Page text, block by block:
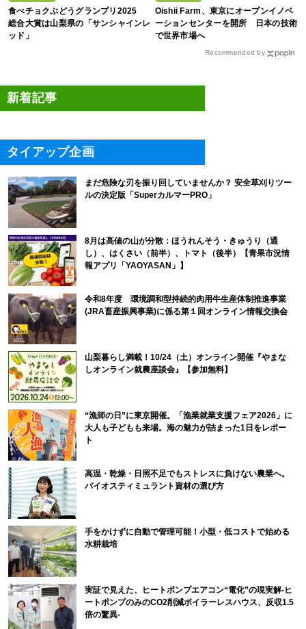
食べチョクぶどうグランプリ2025
総合大賞は山梨県の「サンシャインレ
ッド」
Oishii Farm、東京にオープンイノベ
ーションセンターを開所 日本の技術
で世界市場へ
Recommended by
新着記事
タイアップ企画
まだ危険な刃を振り回していませんか？ 安全草刈りツー
ルの決定版「SuperカルマーPRO」
8月は高値の山が分散：ほうれんそう・きゅうり（通
し）、はくさい（前半）、トマト（後半）【青果市況情
報アプリ「YAOYASAN」】
令和8年度 環境調和型持続的肉用牛生産体制推進事業
(JRA畜産振興事業)に係る第１回オンライン情報交換会
山梨暮らし満載！10/24（土）オンライン開催『やまな
しオンライン就農座談会』【参加無料】
“漁師の日”に東京開催。「漁業就業支援フェア2026」に
大人も子どもも来場。海の魅力が詰まった1日をレポー
ト
高温・乾燥・日照不足でもストレスに負けない農業へ。
バイオスティミュラント資材の選び方
手をかけずに自動で管理可能！小型・低コストで始める
水耕栽培
実証で見えた、ヒートポンプエアコン“電化”の現実解-ヒ
ートポンプのみのCO2削減ボイラーレスハウス、反収1.5
倍の驚異-